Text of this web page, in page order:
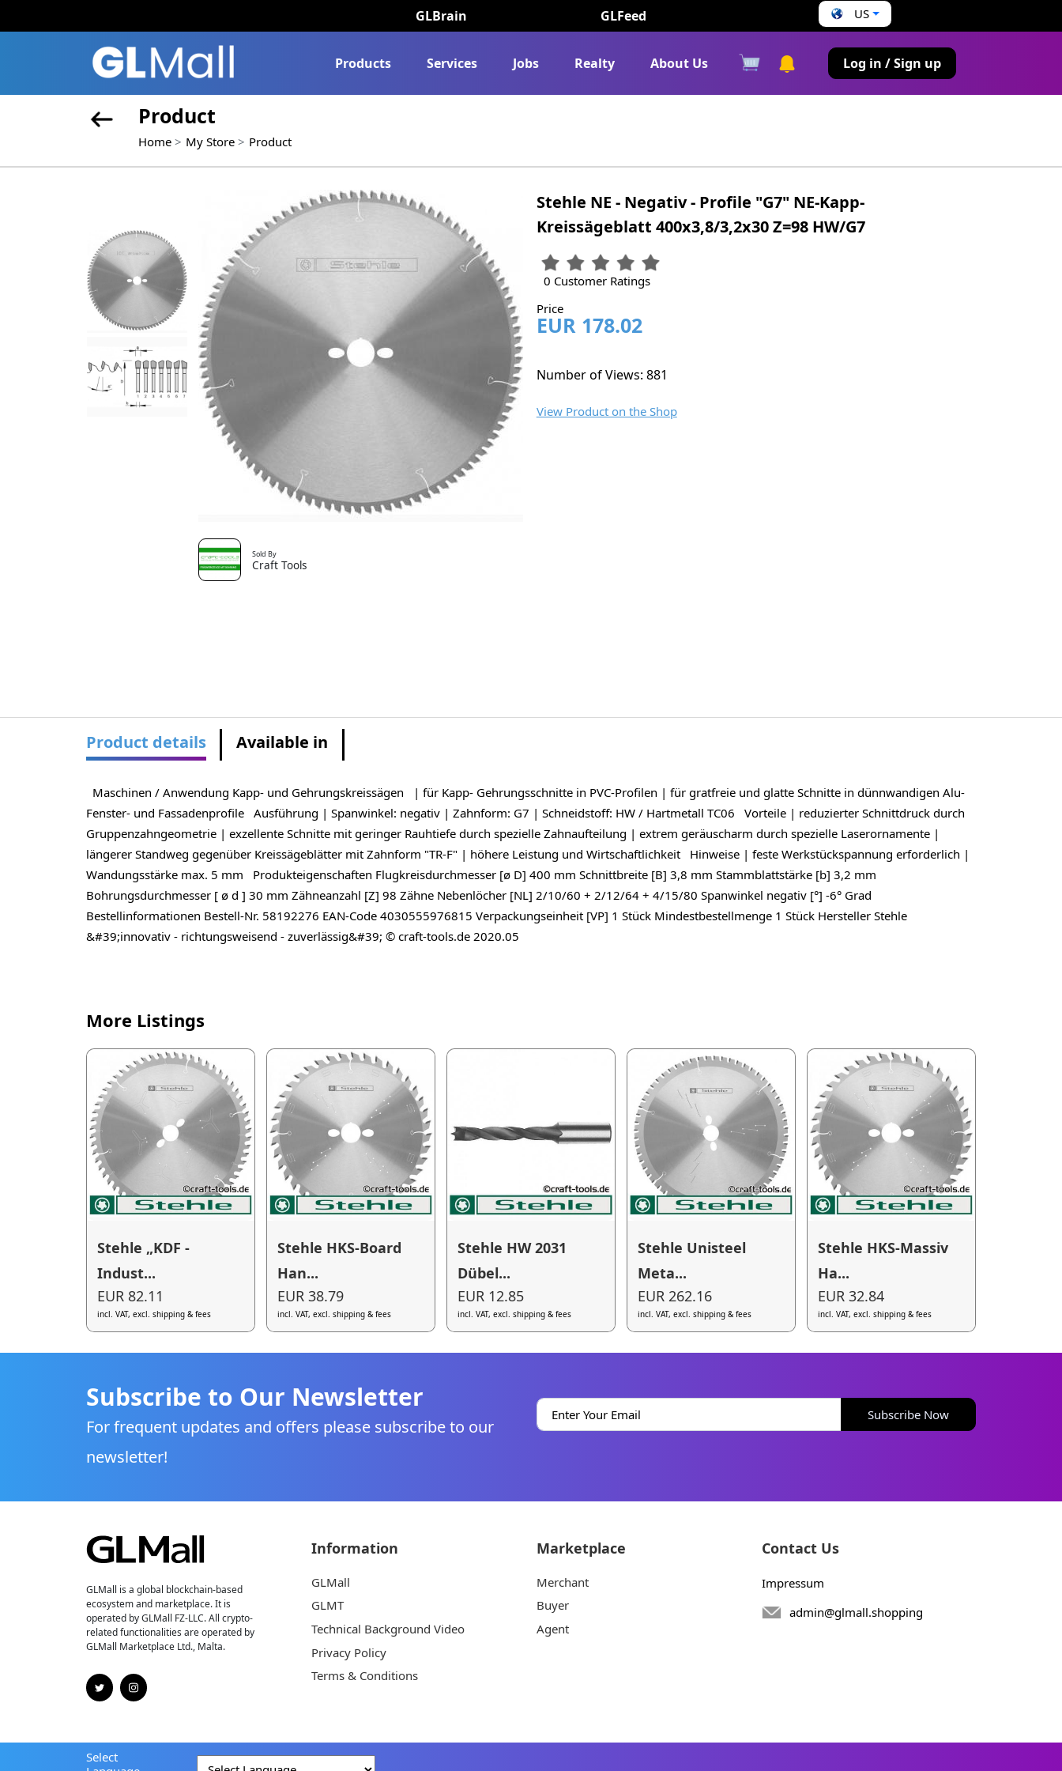
GLBrain GLFeed US
Products Services Jobs Realty About Us Log in / Sign up
Product
Home My Store Product
Sold By
Craft Tools
Stehle NE - Negativ - Profile "G7" NE-Kapp-
Kreissägeblatt 400x3,8/3,2x30 Z=98 HW/G7
0 Customer Ratings
Price
EUR 178.02
Number of Views: 881
View Product on the Shop
Product details Available in
Maschinen / Anwendung Kapp- und Gehrungskreissägen | für Kapp- Gehrungsschnitte in PVC-Profilen | für gratfreie und glatte Schnitte in dünnwandigen Alu-
Fenster- und Fassadenprofile Ausführung | Spanwinkel: negativ | Zahnform: G7 | Schneidstoff: HW / Hartmetall TC06 Vorteile | reduzierter Schnittdruck durch
Gruppenzahngeometrie | exzellente Schnitte mit geringer Rauhtiefe durch spezielle Zahnaufteilung | extrem geräuscharm durch spezielle Laserornamente |
längerer Standweg gegenüber Kreissägeblätter mit Zahnform "TR-F" | höhere Leistung und Wirtschaftlichkeit Hinweise | feste Werkstückspannung erforderlich |
Wandungsstärke max. 5 mm Produkteigenschaften Flugkreisdurchmesser [ø D] 400 mm Schnittbreite [B] 3,8 mm Stammblattstärke [b] 3,2 mm
Bohrungsdurchmesser [ ø d ] 30 mm Zähneanzahl [Z] 98 Zähne Nebenlöcher [NL] 2/10/60 + 2/12/64 + 4/15/80 Spanwinkel negativ [°] -6° Grad
Bestellinformationen Bestell-Nr. 58192276 EAN-Code 4030555976815 Verpackungseinheit [VP] 1 Stück Mindestbestellmenge 1 Stück Hersteller Stehle
&#39;innovativ - richtungsweisend - zuverlässig&#39; © craft-tools.de 2020.05
More Listings
Stehle „KDF -
Indust...
EUR 82.11
incl. VAT, excl. shipping & fees
Stehle HKS-Board
Han...
EUR 38.79
incl. VAT, excl. shipping & fees
Stehle HW 2031
Dübel...
EUR 12.85
incl. VAT, excl. shipping & fees
Stehle Unisteel
Meta...
EUR 262.16
incl. VAT, excl. shipping & fees
Stehle HKS-Massiv
Ha...
EUR 32.84
incl. VAT, excl. shipping & fees
Subscribe to Our Newsletter
For frequent updates and offers please subscribe to our
newsletter!
Subscribe Now
GLMall is a global blockchain-based
ecosystem and marketplace. It is
operated by GLMall FZ-LLC. All crypto-
related functionalities are operated by
GLMall Marketplace Ltd., Malta.
Information
GLMall
GLMT
Technical Background Video
Privacy Policy
Terms & Conditions
Marketplace
Merchant
Buyer
Agent
Contact Us
Impressum
admin@glmall.shopping
Select